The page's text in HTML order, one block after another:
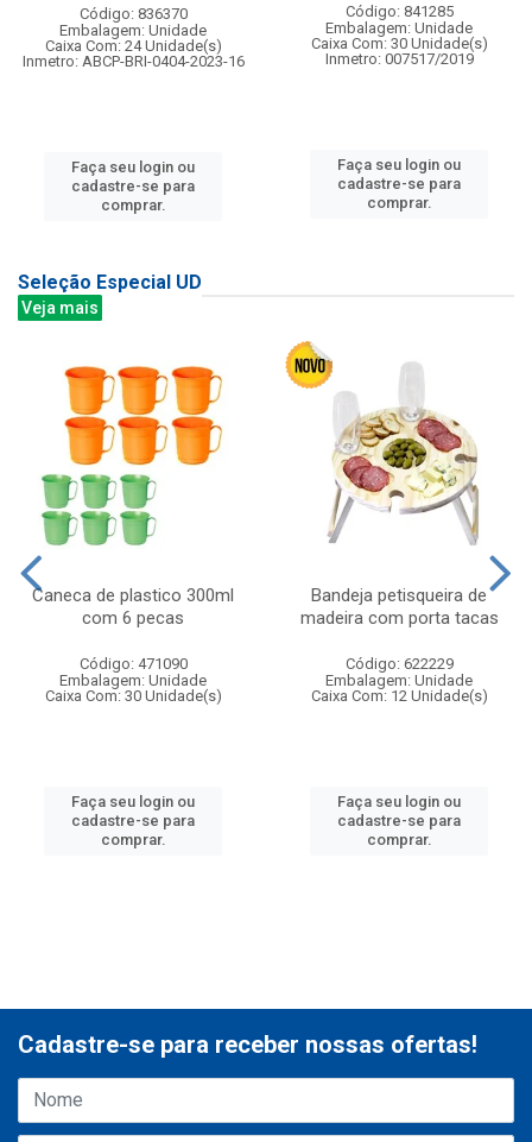
Código: 836370
Embalagem: Unidade
Caixa Com: 24 Unidade(s)
Inmetro: ABCP-BRI-0404-2023-16
Faça seu login ou
cadastre-se para
comprar.
Código: 841285
Embalagem: Unidade
Caixa Com: 30 Unidade(s)
Inmetro: 007517/2019
Faça seu login ou
cadastre-se para
comprar.
Seleção Especial UD
Veja mais
Caneca de plastico 300ml
com 6 pecas
Código: 471090
Embalagem: Unidade
Caixa Com: 30 Unidade(s)
Faça seu login ou
cadastre-se para
comprar.
Bandeja petisqueira de
madeira com porta tacas
Código: 622229
Embalagem: Unidade
Caixa Com: 12 Unidade(s)
Faça seu login ou
cadastre-se para
comprar.
Cadastre-se para receber nossas ofertas!